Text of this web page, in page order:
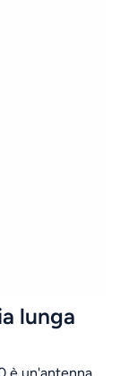
lunga
è un'antenna